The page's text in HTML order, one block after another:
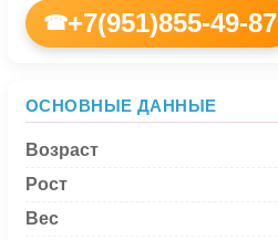
☎+7(951)855-49-87
ОСНОВНЫЕ ДАННЫЕ
Возраст
Рост
Вес